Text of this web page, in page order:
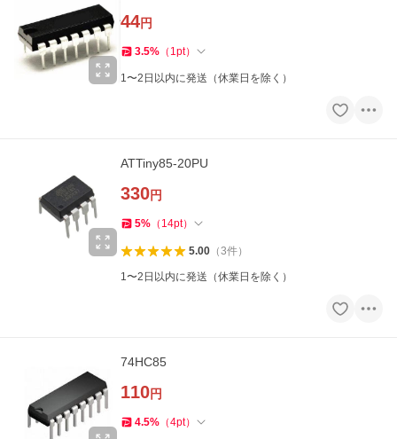
44円
3.5% （ 1pt）
1〜2日以内に発送（休業日を除く）
ATTiny85-20PU
330円
5% （ 14pt）
5.00（3件）
1〜2日以内に発送（休業日を除く）
74HC85
110円
4.5% （4pt）